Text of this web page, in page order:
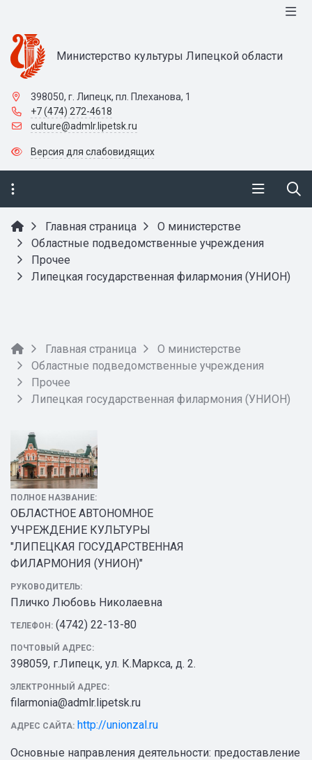
Министерство культуры Липецкой области
398050, г. Липецк, пл. Плеханова, 1
+7 (474) 272-4618
culture@admlr.lipetsk.ru
Версия для слабовидящих
Главная страница
О министерстве
Областные подведомственные учреждения
Прочее
Липецкая государственная филармония (УНИОН)
Главная страница
О министерстве
Областные подведомственные учреждения
Прочее
Липецкая государственная филармония (УНИОН)
ПОЛНОЕ НАЗВАНИЕ:
ОБЛАСТНОЕ АВТОНОМНОЕ
УЧРЕЖДЕНИЕ КУЛЬТУРЫ
"ЛИПЕЦКАЯ ГОСУДАРСТВЕННАЯ
ФИЛАРМОНИЯ (УНИОН)"
РУКОВОДИТЕЛЬ:
Пличко Любовь Николаевна
ТЕЛЕФОН: (4742) 22-13-80
ПОЧТОВЫЙ АДРЕС:
398059, г.Липецк, ул. К.Маркса, д. 2.
ЭЛЕКТРОННЫЙ АДРЕС:
filarmonia@admlr.lipetsk.ru
АДРЕС САЙТА: http://unionzal.ru
Основные направления деятельности: предоставление